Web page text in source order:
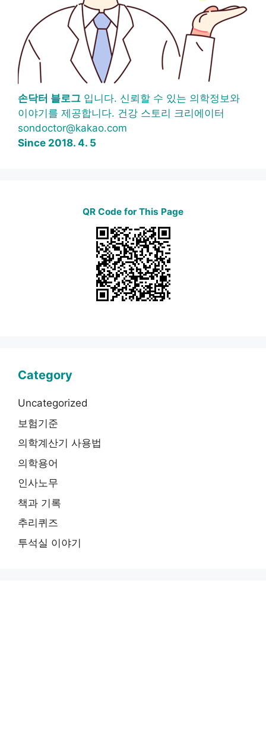
손닥터 블로그 입니다. 신뢰할 수 있는 의학정보와
이야기를 제공합니다. 건강 스토리 크리에이터
sondoctor@kakao.com
Since 2018. 4. 5
QR Code for This Page
Category
Uncategorized
보험기준
의학계산기 사용법
의학용어
인사노무
책과 기록
추리퀴즈
투석실 이야기